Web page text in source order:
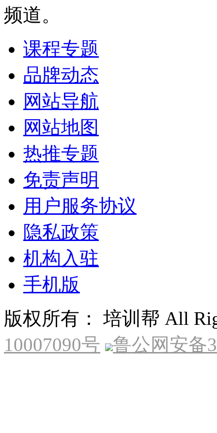
频道。
课程专题
品牌动态
网站导航
网站地图
热推专题
免责声明
用户服务协议
隐私政策
机构入驻
手机版
版权所有： 培训帮 All
10007090号
鲁公网安备